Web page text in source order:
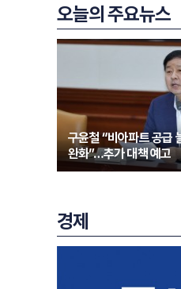
오늘의 주요뉴스
구윤철 “비아파트 공급
완화”…추가 대책 예고
경제